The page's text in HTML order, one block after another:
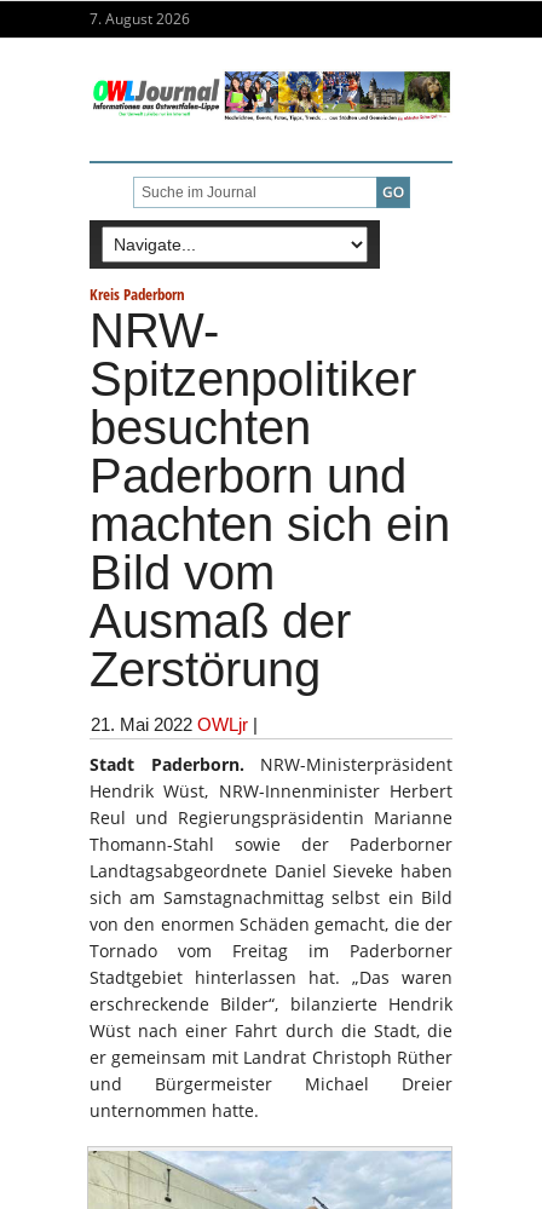
7. August 2026
Kreis Paderborn
NRW-
Spitzenpolitiker
besuchten
Paderborn und
machten sich ein
Bild vom
Ausmaß der
Zerstörung
21. Mai 2022 OWLjr |
Stadt Paderborn.
NRW-Ministerpräsident
Hendrik Wüst, NRW-Innenminister Herbert
Reul und Regierungspräsidentin Marianne
Thomann-Stahl sowie der Paderborner
Landtagsabgeordnete Daniel Sieveke haben
sich am Samstagnachmittag selbst ein Bild
von den enormen Schäden gemacht, die der
Tornado vom Freitag im Paderborner
Stadtgebiet hinterlassen hat. „Das waren
erschreckende Bilder“, bilanzierte Hendrik
Wüst nach einer Fahrt durch die Stadt, die
er gemeinsam mit Landrat Christoph Rüther
und Bürgermeister Michael Dreier
unternommen hatte.